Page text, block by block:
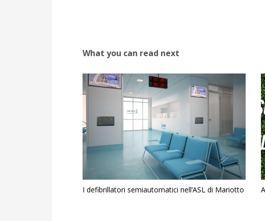
What you can read next
I defibrillatori semiautomatici nell’ASL di Mariotto